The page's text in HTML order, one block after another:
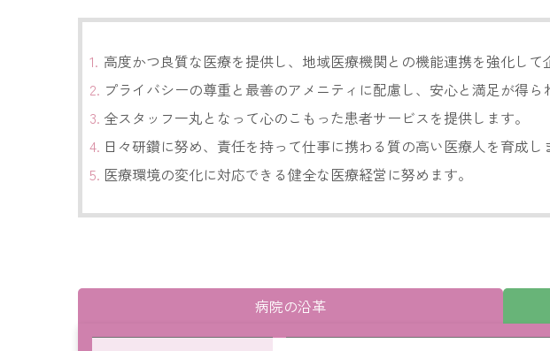
高度かつ良質な医療を提供し、地域医療機関との機能連携を強化して
プライバシーの尊重と最善のアメニティに配慮し、安心と満足が得ら
全スタッフ一丸となって心のこもった患者サービスを提供します。
日々研鑽に努め、責任を持って仕事に携わる質の高い医療人を育成し
医療環境の変化に対応できる健全な医療経営に努めます。
病院の沿革